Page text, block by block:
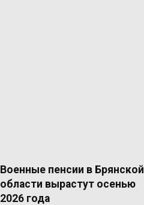
Военные пенсии в Брянской
области вырастут осенью
2026 года